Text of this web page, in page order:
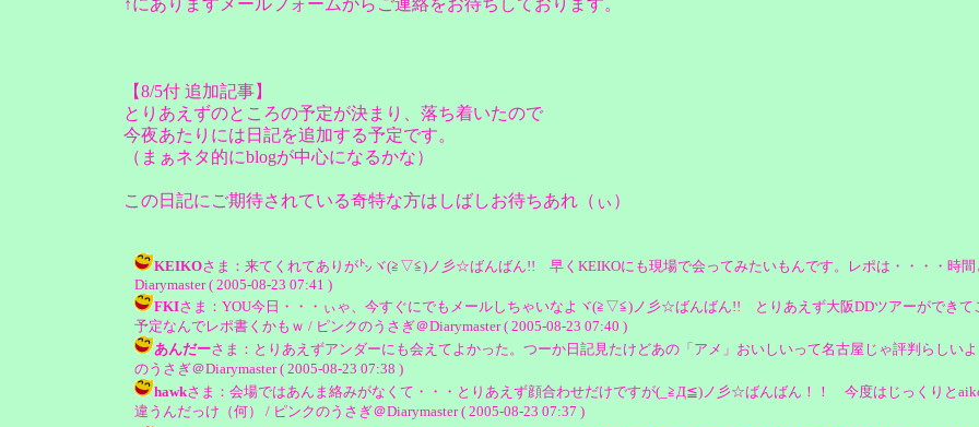
↑にありますメールフォームからご連絡をお待ちしております。
【8/5付 追加記事】
とりあえずのところの予定が決まり、落ち着いたので
今夜あたりには日記を追加する予定です。
（まぁネタ的にblogが中心になるかな）
この日記にご期待されている奇特な方はしばしお待ちあれ（ぃ）
KEIKOさま：来てくれてありが㌧ヾ(≧▽≦)ノ彡☆ばんばん!! 早くKEIKOにも現場で会ってみたいもんです。レポは・・・・時間
Diarymaster ( 2005-08-23 07:41 )
FKIさま：YOU今日・・・ぃゃ、今すぐにでもメールしちゃいなよヾ(≧▽≦)ノ彡☆ばんばん!! とりあえず大阪DDツアーができて
予定なんでレポ書くかもｗ / ピンクのうさぎ＠Diarymaster ( 2005-08-23 07:40 )
あんだーさま：とりあえずアンダーにも会えてよかった。つーか日記見たけどあの「アメ」おいしいって名古屋じゃ評判らし
のうさぎ＠Diarymaster ( 2005-08-23 07:38 )
hawkさま：会場ではあんま絡みがなくて・・・とりあえず顔合わせだけですが(_≧Д≦)ノ彡☆ばんばん！！ 今度はじっくりと
違うんだっけ（何） / ピンクのうさぎ＠Diarymaster ( 2005-08-23 07:37 )